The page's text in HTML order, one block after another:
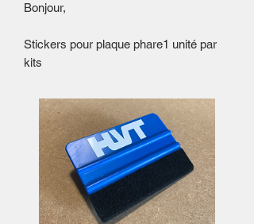
Bonjour,
Stickers pour plaque phare1 unité par
kits